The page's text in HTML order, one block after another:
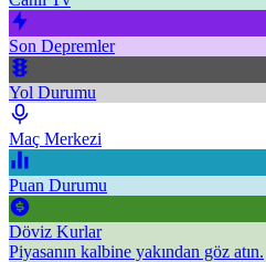
Son Depremler
Yol Durumu
Maç Merkezi
Puan Durumu
Döviz Kurlar
Piyasanın kalbine yakından göz atın.